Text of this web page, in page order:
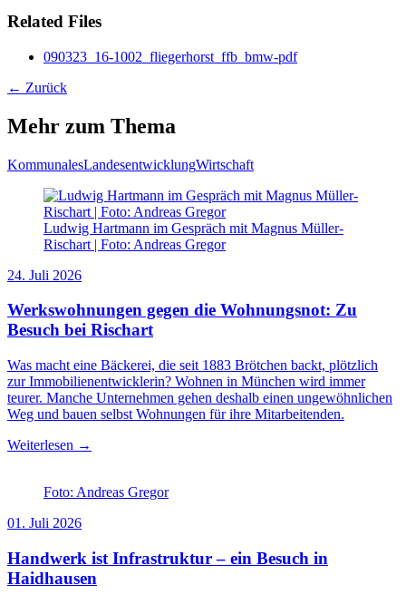
Related Files
090323_16-1002_fliegerhorst_ffb_bmw-pdf
← Zurück
Mehr zum Thema
KommunalesLandesentwicklungWirtschaft
Ludwig Hartmann im Gespräch mit Magnus Müller-
Rischart | Foto: Andreas Gregor
24. Juli 2026
Werkswohnungen gegen die Wohnungsnot: Zu
Besuch bei Rischart
Was macht eine Bäckerei, die seit 1883 Brötchen backt, plötzlich
zur Immobilienentwicklerin? Wohnen in München wird immer
teurer. Manche Unternehmen gehen deshalb einen ungewöhnlichen
Weg und bauen selbst Wohnungen für ihre Mitarbeitenden.
Weiterlesen →
Foto: Andreas Gregor
01. Juli 2026
Handwerk ist Infrastruktur – ein Besuch in
Haidhausen